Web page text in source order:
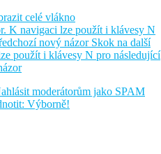
celé vlákno
K navigaci lze použít i klávesy N
nový názor Skok na další
použít i klávesy N pro následující
moderátorům jako SPAM
Výborně!